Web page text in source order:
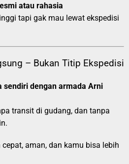
atau rahasia
tapi gak mau lewat ekspedisi
– Bukan Titip Ekspedisi
sendiri dengan armada Arni
transit di gudang, dan tanpa
aman, dan kamu bisa lebih